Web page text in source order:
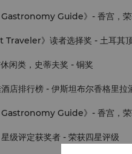
Guide》- 香宫，荣
》读者选择奖 - 土耳其顶
闲类，史蒂夫奖 - 铜奖
店排行榜 - 伊斯坦布尔香格里
Guide》- 香宫，荣
级评定获奖者 - 荣获四星评级